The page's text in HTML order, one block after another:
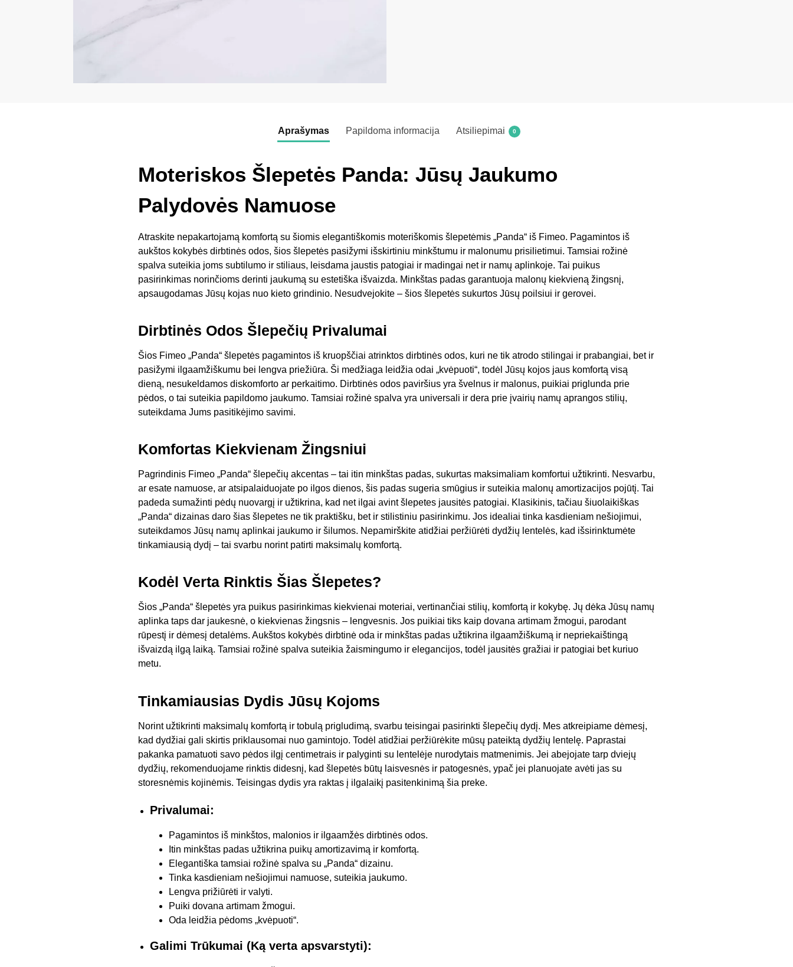
Aprašymas Papildoma informacija Atsiliepimai 0
Moteriskos Šlepetės Panda: Jūsų Jaukumo
Palydovės Namuose
Atraskite nepakartojamą komfortą su šiomis elegantiškomis moteriškomis šlepetėmis „Panda“ iš Fimeo. Pagamintos iš
aukštos kokybės dirbtinės odos, šios šlepetės pasižymi išskirtiniu minkštumu ir malonumu prisilietimui. Tamsiai rožinė
spalva suteikia joms subtilumo ir stiliaus, leisdama jaustis patogiai ir madingai net ir namų aplinkoje. Tai puikus
pasirinkimas norinčioms derinti jaukumą su estetiška išvaizda. Minkštas padas garantuoja malonų kiekvieną žingsnį,
apsaugodamas Jūsų kojas nuo kieto grindinio. Nesudvejokite – šios šlepetės sukurtos Jūsų poilsiui ir gerovei.
Dirbtinės Odos Šlepečių Privalumai
Šios Fimeo „Panda“ šlepetės pagamintos iš kruopščiai atrinktos dirbtinės odos, kuri ne tik atrodo stilingai ir prabangiai, bet ir
pasižymi ilgaamžiškumu bei lengva priežiūra. Ši medžiaga leidžia odai „kvėpuoti“, todėl Jūsų kojos jaus komfortą visą
dieną, nesukeldamos diskomforto ar perkaitimo. Dirbtinės odos paviršius yra švelnus ir malonus, puikiai priglunda prie
pėdos, o tai suteikia papildomo jaukumo. Tamsiai rožinė spalva yra universali ir dera prie įvairių namų aprangos stilių,
suteikdama Jums pasitikėjimo savimi.
Komfortas Kiekvienam Žingsniui
Pagrindinis Fimeo „Panda“ šlepečių akcentas – tai itin minkštas padas, sukurtas maksimaliam komfortui užtikrinti. Nesvarbu,
ar esate namuose, ar atsipalaiduojate po ilgos dienos, šis padas sugeria smūgius ir suteikia malonų amortizacijos pojūtį. Tai
padeda sumažinti pėdų nuovargį ir užtikrina, kad net ilgai avint šlepetes jausitės patogiai. Klasikinis, tačiau šiuolaikiškas
„Panda“ dizainas daro šias šlepetes ne tik praktišku, bet ir stilistiniu pasirinkimu. Jos idealiai tinka kasdieniam nešiojimui,
suteikdamos Jūsų namų aplinkai jaukumo ir šilumos. Nepamirškite atidžiai peržiūrėti dydžių lentelės, kad išsirinktumėte
tinkamiausią dydį – tai svarbu norint patirti maksimalų komfortą.
Kodėl Verta Rinktis Šias Šlepetes?
Šios „Panda“ šlepetės yra puikus pasirinkimas kiekvienai moteriai, vertinančiai stilių, komfortą ir kokybę. Jų dėka Jūsų namų
aplinka taps dar jaukesnė, o kiekvienas žingsnis – lengvesnis. Jos puikiai tiks kaip dovana artimam žmogui, parodant
rūpestį ir dėmesį detalėms. Aukštos kokybės dirbtinė oda ir minkštas padas užtikrina ilgaamžiškumą ir nepriekaištingą
išvaizdą ilgą laiką. Tamsiai rožinė spalva suteikia žaismingumo ir elegancijos, todėl jausitės gražiai ir patogiai bet kuriuo
metu.
Tinkamiausias Dydis Jūsų Kojoms
Norint užtikrinti maksimalų komfortą ir tobulą prigludimą, svarbu teisingai pasirinkti šlepečių dydį. Mes atkreipiame dėmesį,
kad dydžiai gali skirtis priklausomai nuo gamintojo. Todėl atidžiai peržiūrėkite mūsų pateiktą dydžių lentelę. Paprastai
pakanka pamatuoti savo pėdos ilgį centimetrais ir palyginti su lentelėje nurodytais matmenimis. Jei abejojate tarp dviejų
dydžių, rekomenduojame rinktis didesnį, kad šlepetės būtų laisvesnės ir patogesnės, ypač jei planuojate avėti jas su
storesnėmis kojinėmis. Teisingas dydis yra raktas į ilgalaikį pasitenkinimą šia preke.
Privalumai:
Pagamintos iš minkštos, malonios ir ilgaamžės dirbtinės odos.
Itin minkštas padas užtikrina puikų amortizavimą ir komfortą.
Elegantiška tamsiai rožinė spalva su „Panda“ dizainu.
Tinka kasdieniam nešiojimui namuose, suteikia jaukumo.
Lengva prižiūrėti ir valyti.
Puiki dovana artimam žmogui.
Oda leidžia pėdoms „kvėpuoti“.
Galimi Trūkumai (Ką verta apsvarstyti):